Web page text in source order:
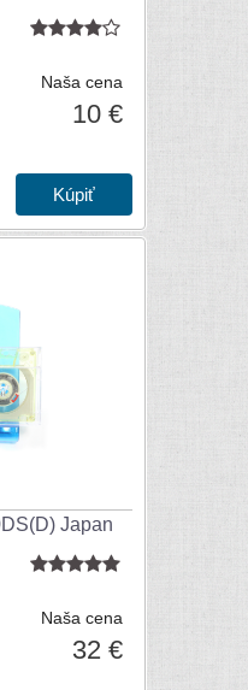
Naša cena
10 €
Japan
Naša cena
32 €